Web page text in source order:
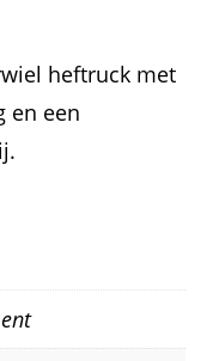
heftruck met
en een